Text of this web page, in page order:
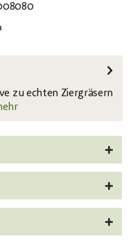
zu echten Ziergräsern